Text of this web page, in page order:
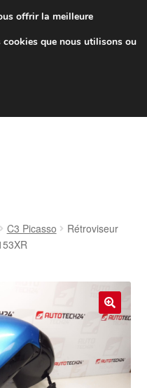
de 7 EUR
de 9 h à 16 h
C3 Picasso
Rétroviseur
🔍
offrir la meilleure
que nous utilisons ou